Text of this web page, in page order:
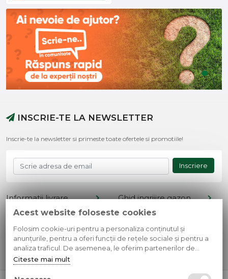
INSCRIE-TE LA NEWSLETTER
Inscrie-te la newsletter si primeste toate ofertele si promotiile!
Inscriere
Informatii livrare
Termeni si conditii
Cont client
Contact
Ghid ingrijire gazon
Retur produse
Metode de plata
Confidentialitate
Acest website foloseste cookies
Folosim cookie-uri pentru a personaliza conținutul și
anunțurile, pentru a oferi funcții de rețele sociale și pentru a
analiza traficul. De asemenea, le oferim partenerilor de
rețele sociale, de publicitate și de analize informații cu privire
la modul în care folosiți site-ul nostru. Aceștia le pot combina
cu alte informații oferite de dvs. sau culese în urma folosirii
Citeste mai mult